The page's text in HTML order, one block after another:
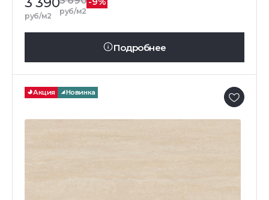
руб/м2
руб/м2
Подробнее
Акция Новинка